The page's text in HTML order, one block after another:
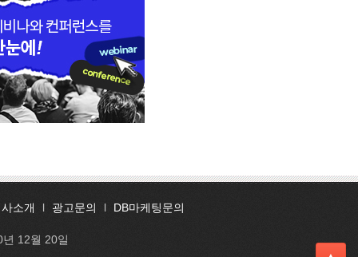
소개 l 광고문의 l DB마케팅문의
12월 20일